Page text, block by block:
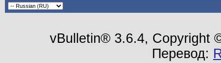
vBulletin® 3.6.4, Copyright
Перевод: